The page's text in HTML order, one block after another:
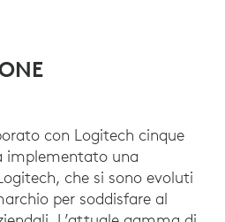
con Logitech cinque
implementato una
che si sono evoluti
per soddisfare al